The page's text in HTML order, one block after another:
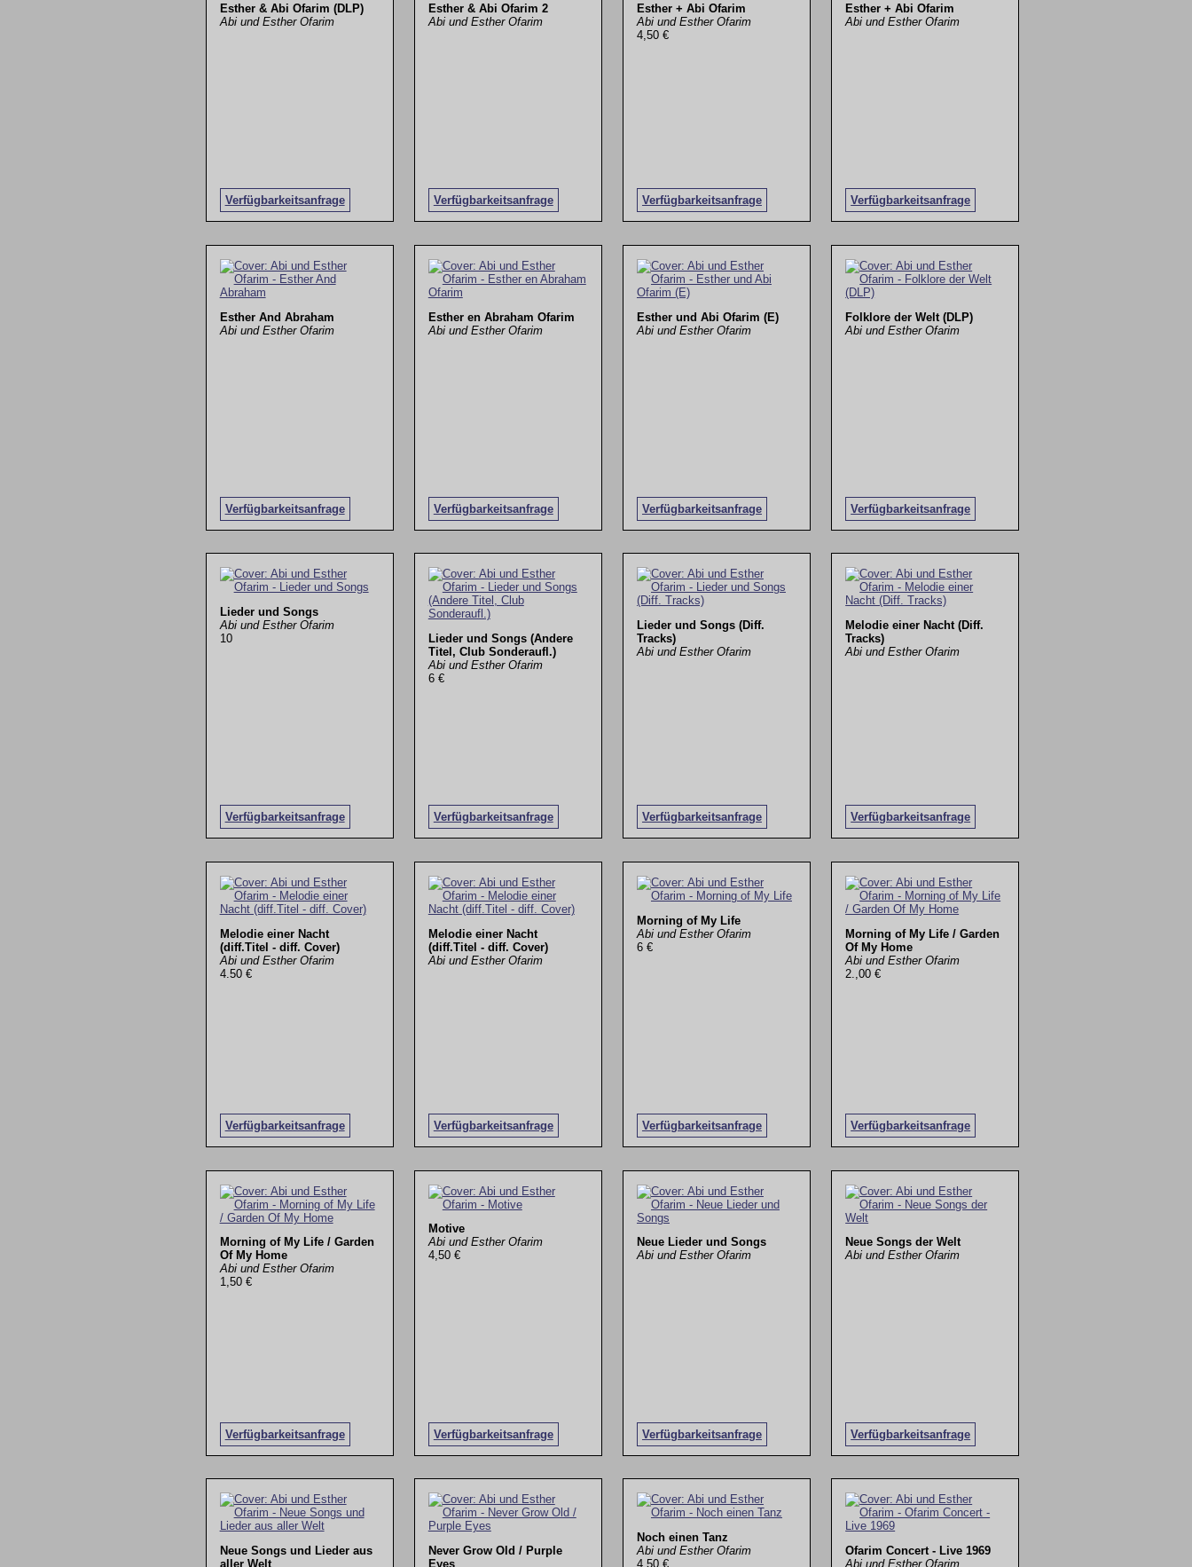
Esther & Abi Ofarim (DLP)
Abi und Esther Ofarim
Verfügbarkeitsanfrage
Esther & Abi Ofarim 2
Abi und Esther Ofarim
Verfügbarkeitsanfrage
Esther + Abi Ofarim
Abi und Esther Ofarim
4,50 €
Verfügbarkeitsanfrage
Esther + Abi Ofarim
Abi und Esther Ofarim
Verfügbarkeitsanfrage
Esther And Abraham
Abi und Esther Ofarim
Verfügbarkeitsanfrage
Esther en Abraham Ofarim
Abi und Esther Ofarim
Verfügbarkeitsanfrage
Esther und Abi Ofarim (E)
Abi und Esther Ofarim
Verfügbarkeitsanfrage
Folklore der Welt (DLP)
Abi und Esther Ofarim
Verfügbarkeitsanfrage
Lieder und Songs
Abi und Esther Ofarim
10
Verfügbarkeitsanfrage
Lieder und Songs (Andere
Titel, Club Sonderaufl.)
Abi und Esther Ofarim
6 €
Verfügbarkeitsanfrage
Lieder und Songs (Diff.
Tracks)
Abi und Esther Ofarim
Verfügbarkeitsanfrage
Melodie einer Nacht (Diff.
Tracks)
Abi und Esther Ofarim
Verfügbarkeitsanfrage
Melodie einer Nacht
(diff.Titel - diff. Cover)
Abi und Esther Ofarim
4.50 €
Verfügbarkeitsanfrage
Melodie einer Nacht
(diff.Titel - diff. Cover)
Abi und Esther Ofarim
Verfügbarkeitsanfrage
Morning of My Life
Abi und Esther Ofarim
6 €
Verfügbarkeitsanfrage
Morning of My Life / Garden
Of My Home
Abi und Esther Ofarim
2.,00 €
Verfügbarkeitsanfrage
Morning of My Life / Garden
Of My Home
Abi und Esther Ofarim
1,50 €
Verfügbarkeitsanfrage
Motive
Abi und Esther Ofarim
4,50 €
Verfügbarkeitsanfrage
Neue Lieder und Songs
Abi und Esther Ofarim
Verfügbarkeitsanfrage
Neue Songs der Welt
Abi und Esther Ofarim
Verfügbarkeitsanfrage
Neue Songs und Lieder aus
aller Welt
Never Grow Old / Purple
Eyes
Noch einen Tanz
Abi und Esther Ofarim
4,50 €
Ofarim Concert - Live 1969
Abi und Esther Ofarim